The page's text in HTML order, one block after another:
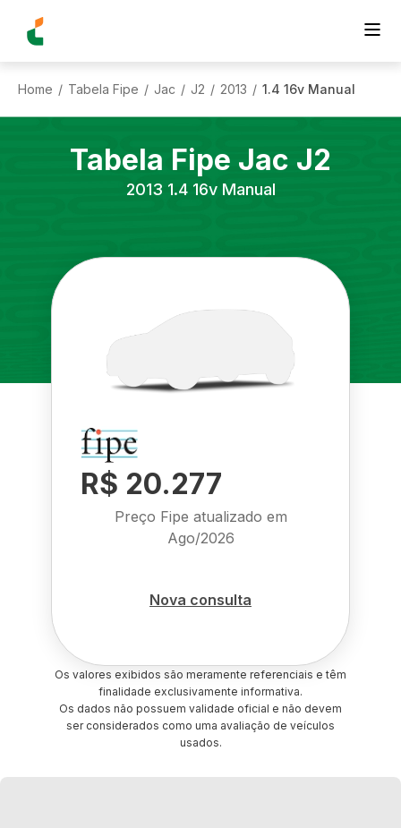
Home / Tabela Fipe / Jac / J2 / 2013 / 1.4 16v Manual
Tabela Fipe Jac J2
2013 1.4 16v Manual
R$ 20.277
Preço Fipe atualizado em
Ago/2026
Nova consulta
Os valores exibidos são meramente referenciais e têm
finalidade exclusivamente informativa.
Os dados não possuem validade oficial e não devem
ser considerados como uma avaliação de veículos
usados.